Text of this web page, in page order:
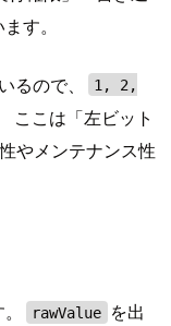
す。
るので、
1, 2,
ここは「左ビット
やメンテナンス性
rawValue
を出